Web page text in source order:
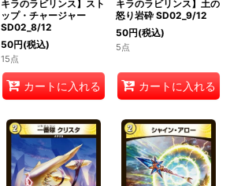
キラのラビリンス】スト
ップ・チャージャー
SD02_8/12
50円(税込)
15点
カートに入れる
キラのラビリンス】土の
怒り岩砕 SD02_9/12
50円(税込)
5点
カートに入れる